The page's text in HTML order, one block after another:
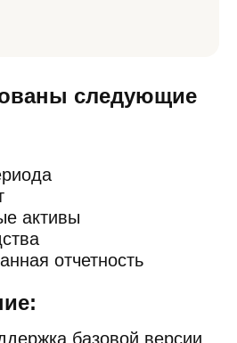
следующие
активы
отчетность
базовой версии